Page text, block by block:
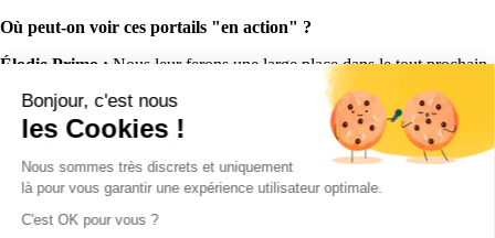
Bonjour, c'est nous
les Cookies !
Nous sommes très discrets et uniquement
là pour vous garantir une expérience utilisateur optimale.
C'est OK pour vous ?
Où peut-on voir ces portails "en action" ?
Élodie Primo : Nous leur ferons une large place dans le tout prochain
webinaire - Comment renforcer l’engagement du salarié-apprenant -
que nous co-animons avec Féfaur le 15 septembre à 11h, en montrant
des exemples de portails de formation métiers émanant de différents
secteurs d'activifé. L'inscription étant gratuite, les lecteurs d'e-learning
Letter sont les bienvenus !
Pour s'incrire et recevoir le Livre Blanc :
Comment renforcer
l’engagement du salarié-apprenant